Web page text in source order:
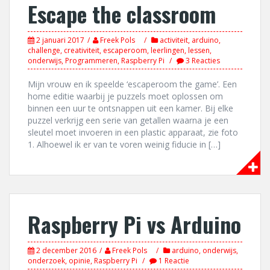
Escape the classroom
2 januari 2017 Freek Pols activiteit, arduino,
challenge, creativiteit, escaperoom,leerlingen,lessen,
onderwijs,Programmeren,Raspberry Pi 3 Reacties
Mijn vrouw en ik speelde ‘escaperoom the game’. Een
home editie waarbij je puzzels moet oplossen om
binnen een uur te ontsnappen uit een kamer. Bij elke
puzzel verkrijg een serie van getallen waarna je een
sleutel moet invoeren in een plastic apparaat, zie foto
1. Alhoewel ik er van te voren weinig fiducie in […]
Raspberry Pi vs Arduino
2 december 2016 Freek Pols arduino, onderwijs,
onderzoek, opinie,Raspberry Pi 1 Reactie